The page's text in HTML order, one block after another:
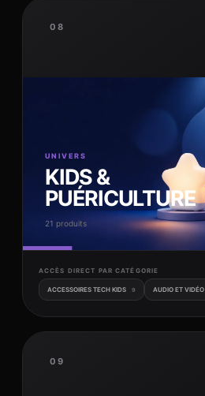
08
UNIVERS
KIDS &
PUÉRICULTURE
21 produits
ACCÈS DIRECT PAR CATÉGORIE
ACCESSOIRES TECH KIDS 9 AUDIO ET VIDÉO
09